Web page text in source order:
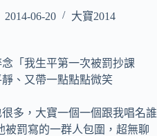
2014-06-20 大寶2014
「我生平第一次被罰抄課
、又帶一點點點微笑
多，大寶一個一個跟我唱名誰
被罰寫的一群人包圍，超無聊